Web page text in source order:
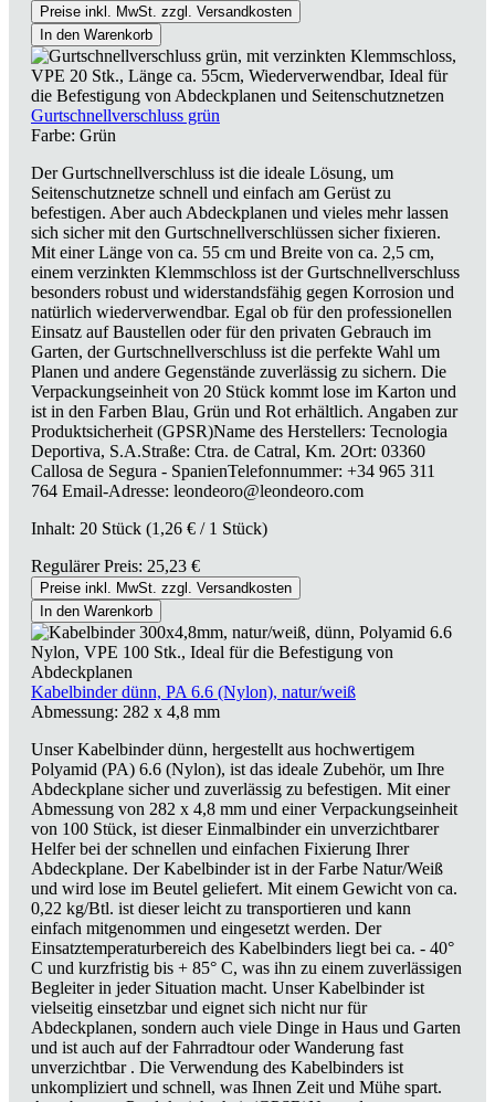
Preise inkl. MwSt. zzgl. Versandkosten
In den Warenkorb
Gurtschnellverschluss grün
Farbe: Grün
Der Gurtschnellverschluss ist die ideale Lösung, um
Seitenschutznetze schnell und einfach am Gerüst zu
befestigen. Aber auch Abdeckplanen und vieles mehr lassen
sich sicher mit den Gurtschnellverschlüssen sicher fixieren.
Mit einer Länge von ca. 55 cm und Breite von ca. 2,5 cm,
einem verzinkten Klemmschloss ist der Gurtschnellverschluss
besonders robust und widerstandsfähig gegen Korrosion und
natürlich wiederverwendbar. Egal ob für den professionellen
Einsatz auf Baustellen oder für den privaten Gebrauch im
Garten, der Gurtschnellverschluss ist die perfekte Wahl um
Planen und andere Gegenstände zuverlässig zu sichern. Die
Verpackungseinheit von 20 Stück kommt lose im Karton und
ist in den Farben Blau, Grün und Rot erhältlich. Angaben zur
Produktsicherheit (GPSR)Name des Herstellers: Tecnologia
Deportiva, S.A.Straße: Ctra. de Catral, Km. 2Ort: 03360
Callosa de Segura - SpanienTelefonnummer: +34 965 311
764 Email-Adresse: leondeoro@leondeoro.com
Inhalt: 20 Stück (1,26 € / 1 Stück)
Regulärer Preis: 25,23 €
Preise inkl. MwSt. zzgl. Versandkosten
In den Warenkorb
Kabelbinder dünn, PA 6.6 (Nylon), natur/weiß
Abmessung: 282 x 4,8 mm
Unser Kabelbinder dünn, hergestellt aus hochwertigem
Polyamid (PA) 6.6 (Nylon), ist das ideale Zubehör, um Ihre
Abdeckplane sicher und zuverlässig zu befestigen. Mit einer
Abmessung von 282 x 4,8 mm und einer Verpackungseinheit
von 100 Stück, ist dieser Einmalbinder ein unverzichtbarer
Helfer bei der schnellen und einfachen Fixierung Ihrer
Abdeckplane. Der Kabelbinder ist in der Farbe Natur/Weiß
und wird lose im Beutel geliefert. Mit einem Gewicht von ca.
0,22 kg/Btl. ist dieser leicht zu transportieren und kann
einfach mitgenommen und eingesetzt werden. Der
Einsatztemperaturbereich des Kabelbinders liegt bei ca. - 40°
C und kurzfristig bis + 85° C, was ihn zu einem zuverlässigen
Begleiter in jeder Situation macht. Unser Kabelbinder ist
vielseitig einsetzbar und eignet sich nicht nur für
Abdeckplanen, sondern auch viele Dinge in Haus und Garten
und ist auch auf der Fahrradtour oder Wanderung fast
unverzichtbar . Die Verwendung des Kabelbinders ist
unkompliziert und schnell, was Ihnen Zeit und Mühe spart.